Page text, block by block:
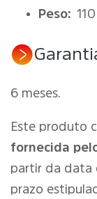
Peso:
6 meses.
Este produto
fornecida
partir da data
prazo